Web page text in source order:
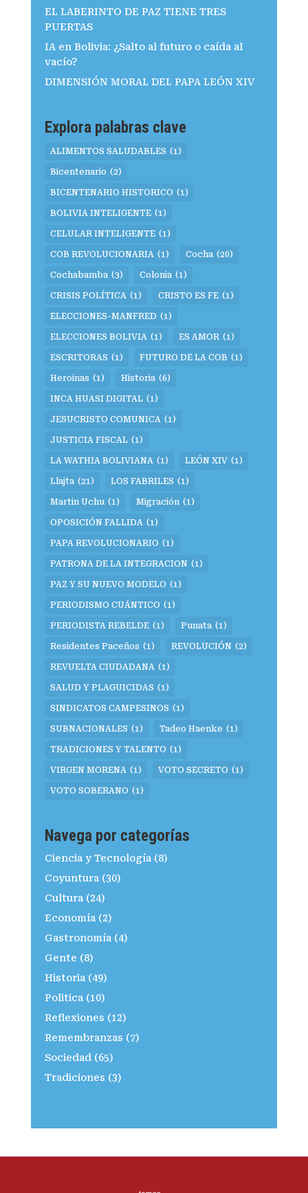
EL LABERINTO DE PAZ TIENE TRES
PUERTAS
IA en Bolivia: ¿Salto al futuro o caída al
vacío?
DIMENSIÓN MORAL DEL PAPA LEÓN XIV
Explora palabras clave
ALIMENTOS SALUDABLES (1)
Bicentenario (2)
BICENTENARIO HISTORICO (1)
BOLIVIA INTELIGENTE (1)
CELULAR INTELIGENTE (1)
COB REVOLUCIONARIA (1) Cocha (20)
Cochabamba (3) Colonia (1)
CRISIS POLÍTICA (1) CRISTO ES FE (1)
ELECCIONES-MANFRED (1)
ELECCIONES BOLIVIA (1) ES AMOR (1)
ESCRITORAS (1) FUTURO DE LA COB (1)
Heroinas (1) Historia (6)
INCA HUASI DIGITAL (1)
JESUCRISTO COMUNICA (1)
JUSTICIA FISCAL (1)
LA WATHIA BOLIVIANA (1) LEÓN XIV (1)
Llajta (21) LOS FABRILES (1)
Martin Uchu (1) Migración (1)
OPOSICIÓN FALLIDA (1)
PAPA REVOLUCIONARIO (1)
PATRONA DE LA INTEGRACION (1)
PAZ Y SU NUEVO MODELO (1)
PERIODISMO CUÁNTICO (1)
PERIODISTA REBELDE (1) Punata (1)
Residentes Paceños (1) REVOLUCIÓN (2)
REVUELTA CIUDADANA (1)
SALUD Y PLAGUICIDAS (1)
SINDICATOS CAMPESINOS (1)
SUBNACIONALES (1) Tadeo Haenke (1)
TRADICIONES Y TALENTO (1)
VIRGEN MORENA (1) VOTO SECRETO (1)
VOTO SOBERANO (1)
Navega por categorías
Ciencia y Tecnología (8)
Coyuntura (30)
Cultura (24)
Economía (2)
Gastronomía (4)
Gente (8)
Historia (49)
Politica (10)
Reflexiones (12)
Remembranzas (7)
Sociedad (65)
Tradiciones (3)